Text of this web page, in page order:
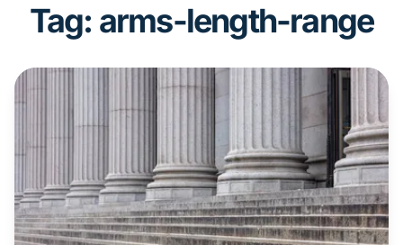
Tag: arms-length-range